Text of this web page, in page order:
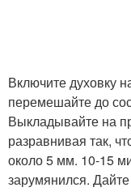
Включите духовку
перемешайте до
Выкладывайте на
разравнивая так,
около 5 мм. 10-15
зарумянился.